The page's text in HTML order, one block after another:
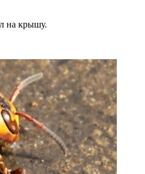
на крышу.